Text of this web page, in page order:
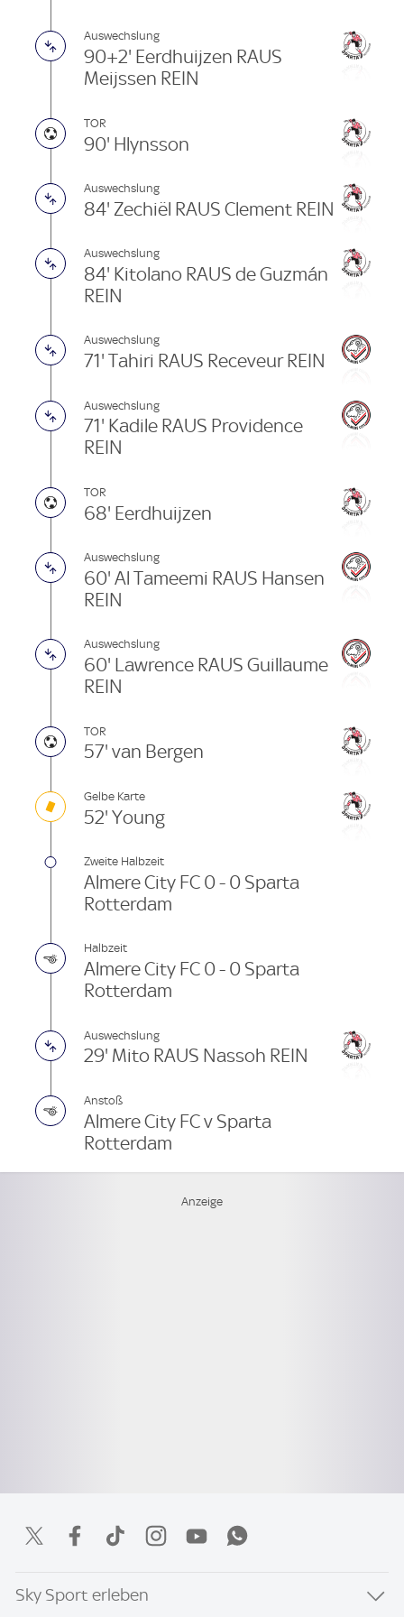
Auswechslung
90+2' Eerdhuijzen RAUS
Meijssen REIN
TOR
90' Hlynsson
Auswechslung
84' Zechiël RAUS Clement REIN
Auswechslung
84' Kitolano RAUS de Guzmán
REIN
Auswechslung
71' Tahiri RAUS Receveur REIN
Auswechslung
71' Kadile RAUS Providence
REIN
TOR
68' Eerdhuijzen
Auswechslung
60' Al Tameemi RAUS Hansen
REIN
Auswechslung
60' Lawrence RAUS Guillaume
REIN
TOR
57' van Bergen
Gelbe Karte
52' Young
Zweite Halbzeit
Almere City FC 0 - 0 Sparta
Rotterdam
Halbzeit
Almere City FC 0 - 0 Sparta
Rotterdam
Auswechslung
29' Mito RAUS Nassoh REIN
Anstoß
Almere City FC v Sparta
Rotterdam
Sky Sport erleben